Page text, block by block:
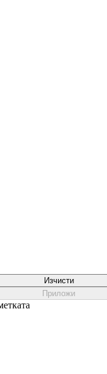
Изчисти
Приложи